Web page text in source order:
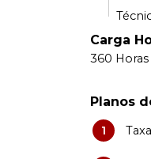
Carga
360 Horas
Planos
1